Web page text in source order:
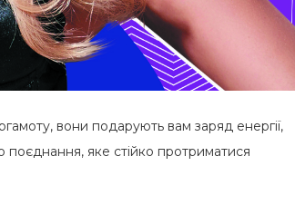
вони подарують вам заряд енергії,
яке стійко протриматися